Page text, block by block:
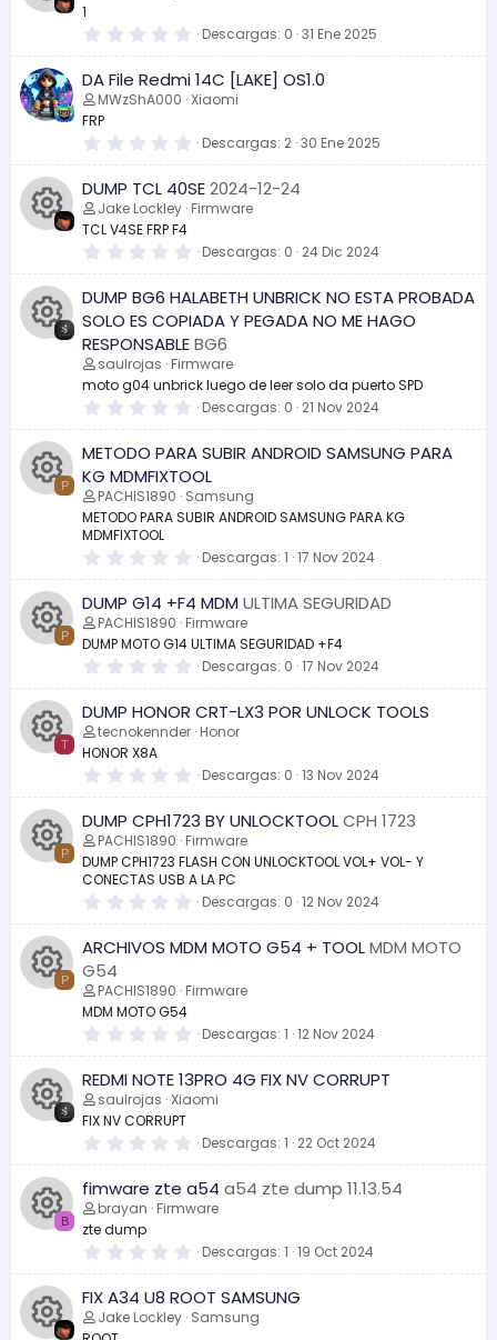
u
r
s
o
l
r
e
u
r
s
o
o
d
e
r
e
c
u
o
)
n
o
d
e
r
e
u
r
l
a
(
)
I
c
n
o
d
e
e
c
r
s
1
0
0
0
e
s
l
l
a
(
)
Descargas 0 31 Ene 2025
DA File Redmi 14C [LAKE] OS1.0
MWzShA000 Xiaomi
FRP
0
0
0
e
s
l
l
a
(
s
)
Descargas 2 30 Ene 2025
I
c
o
d
l
r
c
u
r
s
DUMP TCL 40SE2024-12-24
Jake Lockley Firmware
TCL V4SE FRP F4
0
0
0
e
s
t
r
e
l
(
s
)
Descargas 0 24 Dic 2024
c
o
n
d
e
l
r
c
u
s
o
DUMP BG6 HALABETH UNBRICK NO ESTA PROBADA
SOLO ES COPIADA Y PEGADA NO ME HAGO
RESPONSABLEBG6
saulrojas Firmware
moto g04 unbrick luego de leer solo da puerto SPD
0
0
0
e
s
t
r
a
(
s
)
Descargas 0 21 Nov 2024
c
o
o
d
e
l
e
c
r
s
o
P
METODO PARA SUBIR ANDROID SAMSUNG PARA
KG MDMFIXTOOL
PACHIS1890 Samsung
METODO PARA SUBIR ANDROID SAMSUNG PARA KG
MDMFIXTOOL
0
0
0
e
s
t
l
a
)
Descargas 1 17 Nov 2024
I
c
n
o
e
l
e
c
u
r
o
P
DUMP G14 +F4 MDM ULTIMA SEGURIDAD
PACHIS1890 Firmware
DUMP MOTO G14 ULTIMA SEGURIDAD +F4
0
0
0
e
l
l
a
(
s
)
Descargas 0 17 Nov 2024
I
c
n
o
e
l
e
c
u
r
T
DUMP HONOR CRT-LX3 POR UNLOCK TOOLS
tecnokennder Honor
HONOR X8A
0
0
0
e
s
t
r
e
l
a
(
)
Descargas 0 13 Nov 2024
c
o
o
d
e
l
e
P
DUMP CPH1723 BY UNLOCKTOOLCPH 1723
PACHIS1890 Firmware
DUMP CPH1723 FLASH CON UNLOCKTOOL VOL+ VOL- Y
CONECTAS USB A LA PC
0
0
0
t
l
a
(
s
Descargas 0 12 Nov 2024
c
o
n
o
e
P
ARCHIVOS MDM MOTO G54 + TOOLMDM MOTO
G54
PACHIS1890 Firmware
MDM MOTO G54
0
0
0
e
s
l
l
a
(
)
Descargas 1 12 Nov 2024
I
c
n
REDMI NOTE 13PRO 4G FIX NV CORRUPT
saulrojas Xiaomi
FIX NV CORRUPT
0
0
0
e
s
l
l
a
(
Descargas 1 22 Oct 2024
I
c
B
fimware zte a54 a54 zte dump 11.13.54
brayan Firmware
zte dump
0
0
0
e
s
Descargas 1 19 Oct 2024
FIX A34 U8 ROOT SAMSUNG
Jake Lockley Samsung